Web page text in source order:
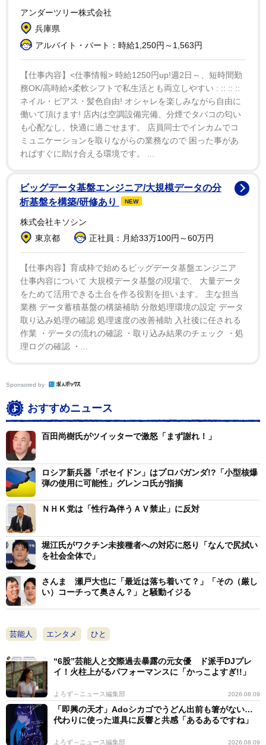
ことを伝えてきたという。「一般人が芸能人の暴露をす
ることと、国会議員が暴露をすることでは全然世の中違
う。世の中、誰が言っているかが大事なんですよね。立
国会議員を続けようとする意思を、ガーシー氏から強
く感じるとした立花氏は「国会議員として、暴露をして
もらったほうが効果がある。そう思っているんで。ガー
シーが国会議員を辞める必要はないし、むしろ国会議員
を続けてほしいと思っている」と力説した。
ガーシー氏の帰国意思については「彼も国会議員を続
けるべきだと思っているので、一度国会に出席というか
登院したほうがいいと思っているんじゃないか。様子見
というか、どういうリアクションがあるのかというので
『通常国会には』っていう発言をしているんじゃないか
な。国会で仕事をしたいというよりも、国会議員を辞め
たくないという思いが強いから、言ってしまっているこ
となのか」と真意を測った。
立花氏は、ガーシー氏が警察による不当逮捕の恐れが
あるとして「通常国会は６カ月もあるので、不逮捕特権
調べっていうのは当然行われると思う。本人が帰ってく
るということはできなくはないと思うんですが、帰って
きて警察に何か嫌疑かけられてガチャガチャやるより
も、そこ（ドバイ）でやってほしい。変に帰ってきてほ
しくない」と、帰国後の身を案じる。
ドバイにいながら、暴露活動をするガーシー氏を「最
初からドバイという場所にいて、暴露を続ける意味はす
ごく大きい。ドバイにいたまま情報が入ってくる。そこ
から情報の発信をして日本国内で周知ができる。まった
く新しい攻撃方法をつかんだ。よく理解できている国民
は期待してると思う」と評価。その上で「日本に戻って
来てやれることと、ドバイでやれることは変わりがない
と思っている。なぜ、ガーシーに戻って来てほしいとい
立花氏は「国会議員の人たちが帰って来いと本当に思
ってて、ガーシーを国会から除籍しようとする動きがあ
るなら帰って来てでもやるべきだと思いますけど…。そ
もそも、そんなにこの国に帰ってきて欲しいと思ってい
るんですか？」と、国会に出席しないガーシー氏への懲
罰や除名などの動きをけん制。「国会に来いと言ってる
アンダーツリー株式会社
兵庫県
アルバイト・パート：時給1,250円～1,563円
【仕事内容】<仕事情報> 時給1250円up!週2日～、短時間勤
務OK/高時給×柔軟シフトで私生活とも両立しやすい : :: :: ::
ネイル・ピアス・髪色自由! オシャレを楽しみながら自由に
働いて頂けます! 店内は空調設備完備、分煙でタバコの匂い
も心配なし、快適に過ごせます。 店員同士でインカムでコ
ミュニケーションを取りながらの業務なので 困った事があ
ればすぐに助け合える環境です。 ...
ビッグデータ基盤エンジニア/大規模データの分
析基盤を構築/研修あり
NEW
株式会社キソシン
東京都
正社員：月給33万100円～60万円
【仕事内容】育成枠で始めるビッグデータ基盤エンジニア
仕事内容について 大規模データ基盤の現場で、 大量データ
をためて活用できる土台を作る役割を担います。 主な担当
業務 データ蓄積基盤の構築補助 分散処理環境の設定 データ
取り込み処理の確認 処理速度の改善補助 入社後に任される
作業 ・データの流れの確認 ・取り込み結果のチェック ・処
理ログの確認 ・...
Sponsored by
おすすめニュース
百田尚樹氏がツイッターで激怒「まず謝れ！」
ロシア新兵器「ポセイドン」はプロパガンダ!?「小型核爆
弾の使用に可能性」グレンコ氏が指摘
ＮＨＫ党は「性行為伴うＡＶ禁止」に反対
堀江氏がワクチン未接種者への対応に怒り「なんで尻拭い
を社会全体で」
さんま 瀬戸大也に「最近は落ち着いて？」「その（厳し
い）コーチって奥さん？」と騒動イジる
芸能人 エンタメ ひと
“6股”芸能人と交際過去暴露の元女優 ド派手DJプレ
イ！火柱上がるパフォーマンスに「かっこよすぎ!!」
よろず～ニュース編集部 2026.08.09
「即興の天才」Adoシカゴでうどん出前も箸がない…
代わりに使った道具に反響と共感「あるあるですね」
よろず～ニュース編集部 2026.08.09